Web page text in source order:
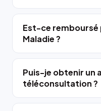
Est-ce remboursé
Maladie ?
Puis-je obtenir un
téléconsultation ?